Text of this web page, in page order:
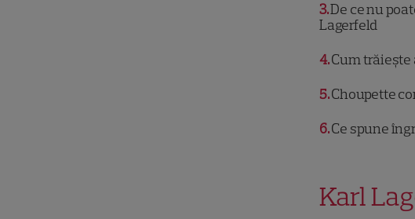
3De ce nu
Lagerfeld
4Cum trăiește
5Choupette
6Ce spune
Karl